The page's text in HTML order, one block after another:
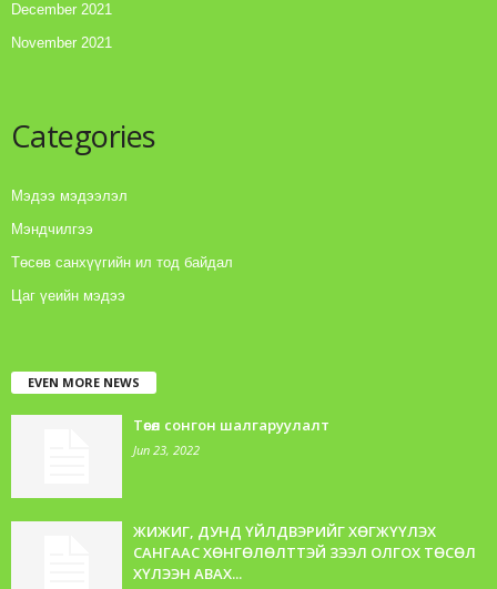
December 2021
November 2021
Categories
Мэдээ мэдээлэл
Мэндчилгээ
Төсөв санхүүгийн ил тод байдал
Цаг үеийн мэдээ
EVEN MORE NEWS
Төсөл сонгон шалгаруулалт
Jun 23, 2022
ЖИЖИГ, ДУНД ҮЙЛДВЭРИЙГ ХӨГЖҮҮЛЭХ
САНГААС ХӨНГӨЛӨЛТТЭЙ ЗЭЭЛ ОЛГОХ ТӨСӨЛ
ХҮЛЭЭН АВАХ...